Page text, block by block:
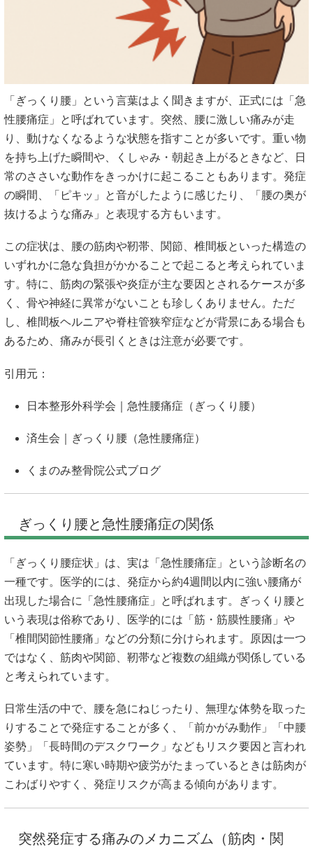
「ぎっくり腰」という言葉はよく聞きますが、正式には「急
性腰痛症」と呼ばれています。突然、腰に激しい痛みが走
り、動けなくなるような状態を指すことが多いです。重い物
を持ち上げた瞬間や、くしゃみ・朝起き上がるときなど、日
常のささいな動作をきっかけに起こることもあります。発症
の瞬間、「ピキッ」と音がしたように感じたり、「腰の奥が
抜けるような痛み」と表現する方もいます。
この症状は、腰の筋肉や靭帯、関節、椎間板といった構造の
いずれかに急な負担がかかることで起こると考えられていま
す。特に、筋肉の緊張や炎症が主な要因とされるケースが多
く、骨や神経に異常がないことも珍しくありません。ただ
し、椎間板ヘルニアや脊柱管狭窄症などが背景にある場合も
あるため、痛みが長引くときは注意が必要です。
引用元：
日本整形外科学会｜急性腰痛症（ぎっくり腰）
済生会｜ぎっくり腰（急性腰痛症）
くまのみ整骨院公式ブログ
ぎっくり腰と急性腰痛症の関係
「ぎっくり腰症状」は、実は「急性腰痛症」という診断名の
一種です。医学的には、発症から約4週間以内に強い腰痛が
出現した場合に「急性腰痛症」と呼ばれます。ぎっくり腰と
いう表現は俗称であり、医学的には「筋・筋膜性腰痛」や
「椎間関節性腰痛」などの分類に分けられます。原因は一つ
ではなく、筋肉や関節、靭帯など複数の組織が関係している
と考えられています。
日常生活の中で、腰を急にねじったり、無理な体勢を取った
りすることで発症することが多く、「前かがみ動作」「中腰
姿勢」「長時間のデスクワーク」などもリスク要因と言われ
ています。特に寒い時期や疲労がたまっているときは筋肉が
こわばりやすく、発症リスクが高まる傾向があります。
突然発症する痛みのメカニズム（筋肉・関